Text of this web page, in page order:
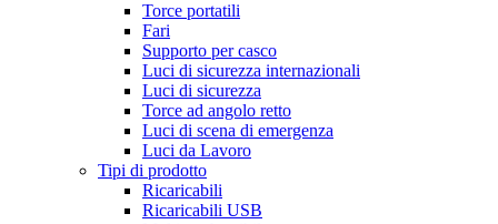
Torce portatili
Fari
Supporto per casco
Luci di sicurezza internazionali
Luci di sicurezza
Torce ad angolo retto
Luci di scena di emergenza
Luci da Lavoro
Tipi di prodotto
Ricaricabili
Ricaricabili USB